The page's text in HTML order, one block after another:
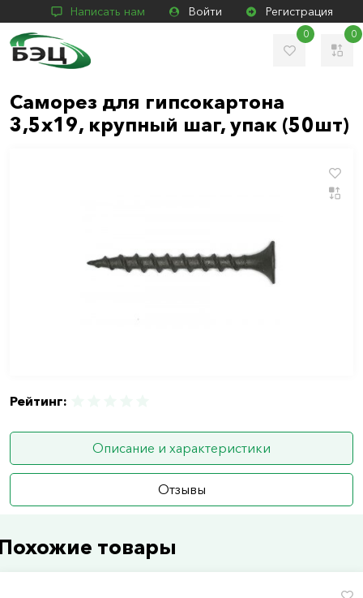
Написать нам Войти Регистрация
0 0
Саморез для гипсокартона
3,5х19, крупный шаг, упак (50шт)
Рейтинг:
Описание и характеристики
Отзывы
товары